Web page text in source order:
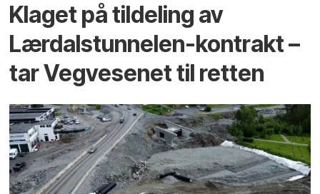
Klaget på tildeling av
Lærdalstunnelen-kontrakt –
tar Vegvesenet til retten